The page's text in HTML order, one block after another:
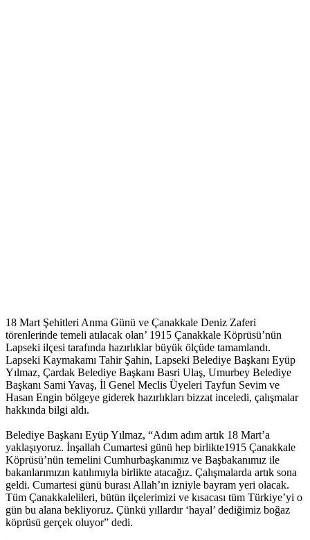
18 Mart Şehitleri Anma Günü ve Çanakkale Deniz Zaferi
törenlerinde temeli atılacak olan’ 1915 Çanakkale Köprüsü’nün
Lapseki ilçesi tarafında hazırlıklar büyük ölçüde tamamlandı.
Lapseki Kaymakamı Tahir Şahin, Lapseki Belediye Başkanı Eyüp
Yılmaz, Çardak Belediye Başkanı Basri Ulaş, Umurbey Belediye
Başkanı Sami Yavaş, İl Genel Meclis Üyeleri Tayfun Sevim ve
Hasan Engin bölgeye giderek hazırlıkları bizzat inceledi, çalışmalar
hakkında bilgi aldı.
Belediye Başkanı Eyüp Yılmaz, “Adım adım artık 18 Mart’a
yaklaşıyoruz. İnşallah Cumartesi günü hep birlikte1915 Çanakkale
Köprüsü’nün temelini Cumhurbaşkanımız ve Başbakanımız ile
bakanlarımızın katılımıyla birlikte atacağız. Çalışmalarda artık sona
geldi. Cumartesi günü burası Allah’ın izniyle bayram yeri olacak.
Tüm Çanakkalelileri, bütün ilçelerimizi ve kısacası tüm Türkiye’yi o
gün bu alana bekliyoruz. Çünkü yıllardır ‘hayal’ dediğimiz boğaz
köprüsü gerçek oluyor” dedi.